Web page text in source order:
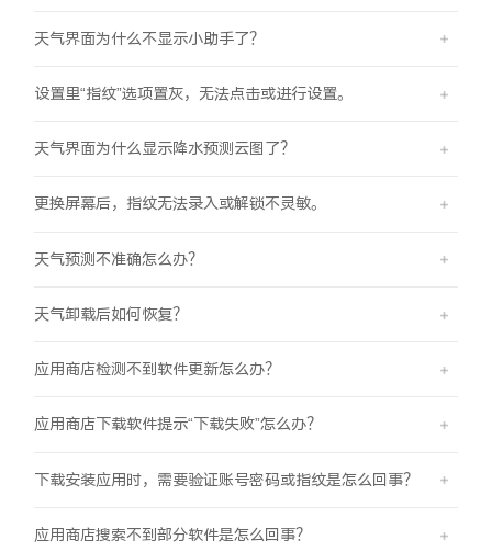
天气界面为什么不显示小助手了？
设置里“指纹”选项置灰，无法点击或进行设置。
天气界面为什么显示降水预测云图了？
更换屏幕后，指纹无法录入或解锁不灵敏。
天气预测不准确怎么办？
天气卸载后如何恢复？
应用商店检测不到软件更新怎么办？
应用商店下载软件提示“下载失败”怎么办？
下载安装应用时，需要验证账号密码或指纹是怎么回事？
应用商店搜索不到部分软件是怎么回事？